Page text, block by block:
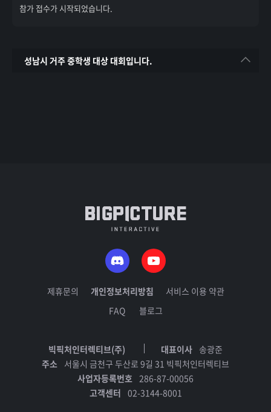
참가 접수가 시작되었습니다.
성남시 거주 중학생 대상 대회입니다.
제휴문의 개인정보처리방침
서비스 이용 약관
FAQ
블로그
빅픽처인터렉티브(주) 대표이사 송광준
주소 서울시 금천구 두산로 9길 31 빅픽처인터렉티브
사업자등록번호 286-87-00056
고객센터 02-3144-8001